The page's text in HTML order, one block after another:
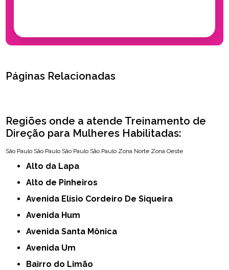
Páginas Relacionadas
Regiões onde a atende Treinamento de
Direção para Mulheres Habilitadas:
São Paulo São Paulo São Paulo São Paulo Zona Norte Zona Oeste
Alto da Lapa
Alto de Pinheiros
Avenida Elísio Cordeiro De Siqueira
Avenida Hum
Avenida Santa Mônica
Avenida Um
Bairro do Limão